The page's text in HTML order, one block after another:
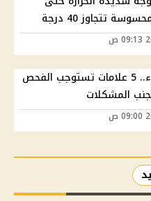
تتجاوز 40 درجة
عطل عداد الكهرباء.. 5 علامات تستوجب الفحص
المشكلات